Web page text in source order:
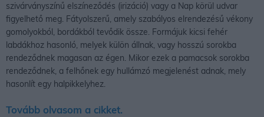
szivárványszínű elszíneződés (irizáció) vagy a Nap körül udvar
figyelhető meg. Fátyolszerű, amely szabályos elrendezésű vékony
gomolyokból, bordákból tevődik össze. Formájuk kicsi fehér
labdákhoz hasonló, melyek külön állnak, vagy hosszú sorokba
rendeződnek magasan az égen. Mikor ezek a pamacsok sorokba
rendeződnek, a felhőnek egy hullámzó megjelenést adnak, mely
hasonlít egy halpikkelyhez.
Tovább olvasom a cikket.